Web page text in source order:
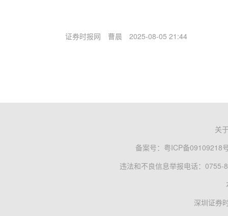
证券时报网 曹晨 2025-08-05 21:44
关
备案号： 粤ICP备09109218
违法和不良信息举报电话：0755-
深圳证券